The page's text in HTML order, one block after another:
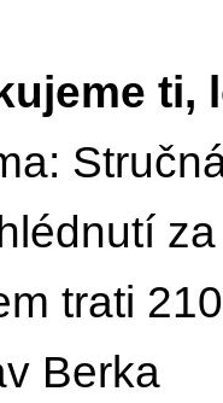
ti,
trati
Berka